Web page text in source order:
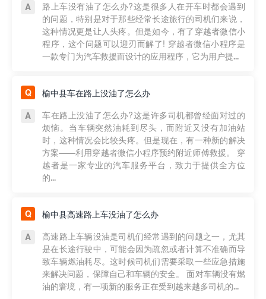
路上车没有油了怎么办?这是很多人在开车时都会遇到
的问题，特别是对于那些经常长途旅行的司机们来说，
这种情况更是让人头疼。但是如今，有了穿越者微信小
程序，这个问题可以迎刃而解了! 穿越者微信小程序是
一款专门为汽车救援而设计的应用程序，它为用户提...
榆中县车在路上没油了怎么办
车在路上没油了怎么办?这是许多司机都曾经面对过的
烦恼。当车辆突然油耗到尽头，而附近又没有加油站
时，这种情况会比较头疼。但是现在，有一种新的解决
方案——利用穿越者微信小程序预约附近师傅救援。 穿
越者是一家专业的汽车服务平台，致力于提供全方位
的...
榆中县高速路上车没油了怎么办
高速路上车辆没油是司机们经常遇到的问题之一，尤其
是在长途行驶中，可能会因为疏忽或者计算不准确而导
致车辆燃油耗尽。这时候司机们需要采取一些应急措施
来解决问题，保障自己和车辆的安全。 面对车辆没有燃
油的窘境，有一项新的服务正在受到越来越多司机的...